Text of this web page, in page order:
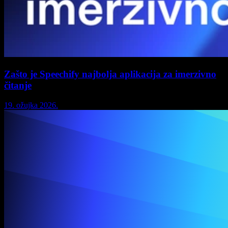
Zašto je Speechify najbolja aplikacija za imerzivno
čitanje
19. ožujka 2026.